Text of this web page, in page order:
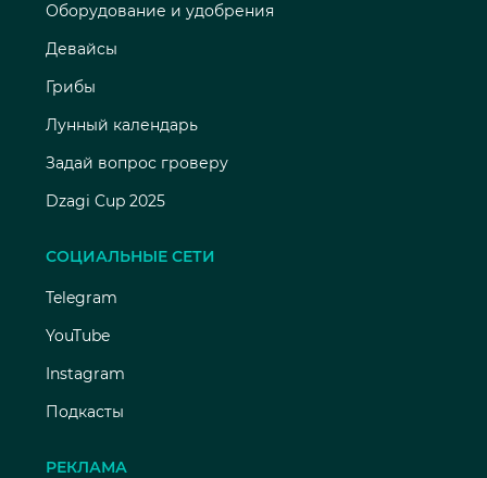
Оборудование и удобрения
Девайсы
Грибы
Лунный календарь
Задай вопрос гроверу
Dzagi Cup 2025
СОЦИАЛЬНЫЕ СЕТИ
Telegram
YouTube
Instagram
Подкасты
РЕКЛАМА